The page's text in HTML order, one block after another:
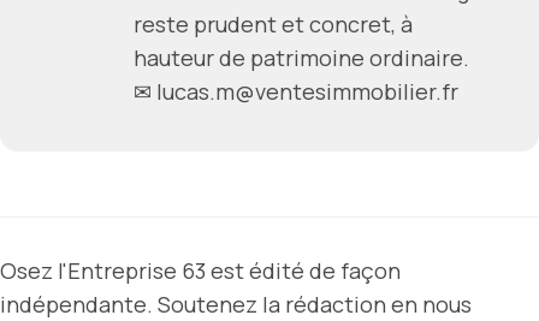
reste prudent et concret, à
hauteur de patrimoine ordinaire.
✉ lucas.m@ventesimmobilier.fr
Osez l'Entreprise 63 est édité de façon
indépendante. Soutenez la rédaction en nous